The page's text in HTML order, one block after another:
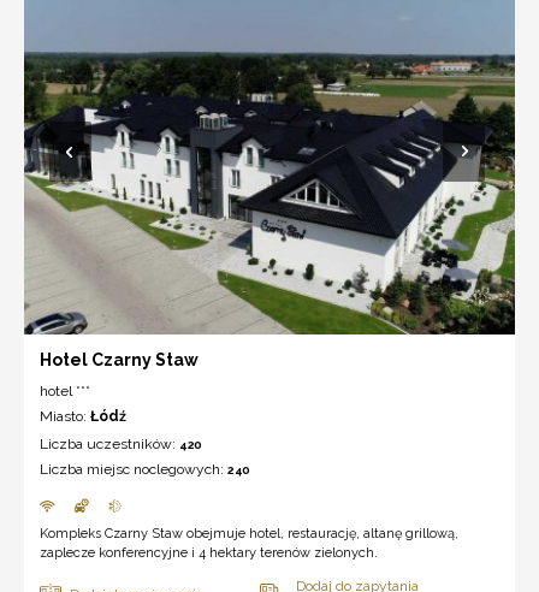
Hotel Czarny Staw
hotel ***
Miasto: Łódź
Liczba uczestników: 420
Liczba miejsc noclegowych: 240
Kompleks Czarny Staw obejmuje hotel, restaurację, altanę grillową,
zaplecze konferencyjne i 4 hektary terenów zielonych.